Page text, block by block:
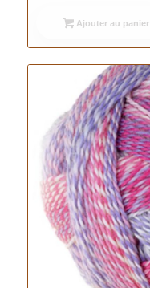
Ajouter au panier